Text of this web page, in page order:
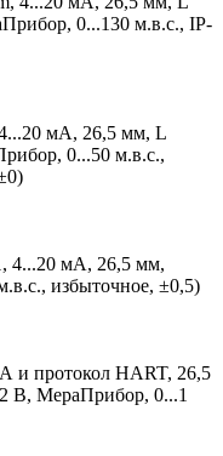
0...130 м.в.с., IP-
мА, 26,5 мм, L
0...50 м.в.с.,
4...20 мА, 26,5 мм,
избыточное, ±0,5)
и протокол HART, 26,5
В, МераПрибор, 0...1